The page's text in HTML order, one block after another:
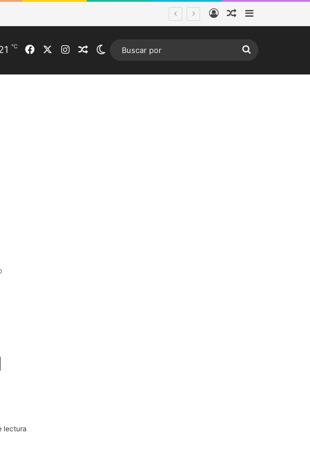
sistema frontal AccesoPublicación al
Barra lateral
℃ FacebookInstagramPublicación al azar
Switch skin
Buscar
lectura